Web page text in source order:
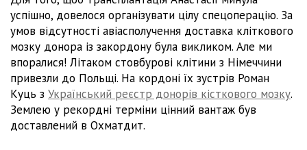
успішно, довелося організувати цілу спецоперацію. За
умов відсутності авіасполучення доставка кліткового
мозку донора із закордону була викликом. Але ми
впоралися! Літаком стовбурові клітини з Німеччини
привезли до Польщі. На кордоні їх зустрів Роман
Куць з Український реєстр донорів кісткового мозку.
Землею у рекордні терміни цінний вантаж був
доставлений в Охматдит.